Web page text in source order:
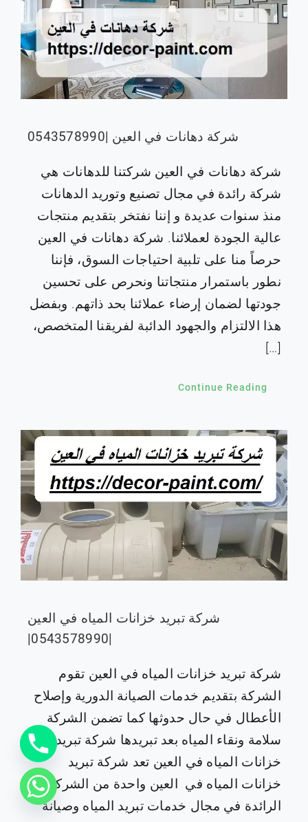
شركة دهانات في العين |0543578990
شركة دهانات في العين شركتنا للدهانات هي
شركة رائدة في مجال تصنيع وتوريد الدهانات
منذ سنوات عديدة و إننا نفتخر بتقديم منتجات
عالية الجودة لعملائنا. شركة دهانات في العين
حرصاً منا على تلبية احتياجات السوق، فإننا
نطور باستمرار منتجاتنا ونحرص على تحسين
جودتها لضمان إرضاء عملائنا بحد ذاتهم. وبفضل
هذا الالتزام والجهود الدائبة لفريقنا المتخصص،
[…]
Continue Reading
شركة تبريد خزانات المياه في العين
|0543578990|
شركة تبريد خزانات المياه في العين تقوم
الشركة بتقديم خدمات الصيانة الدورية وإصلاح
الأعطال في حال حدوثها كما تضمن الشركة
سلامة ونقاء المياه بعد تبريدها شركة تبريد
خزانات المياه في العين تعد شركة تبريد
خزانات المياه في العين واحدة من الشركات
الرائدة في مجال خدمات تبريد المياه وصيانة